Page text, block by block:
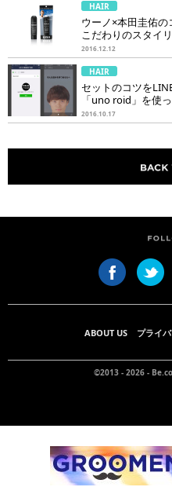
健康
スキンケア 食事
トレーニング
好印象な男
ダイエット
理容室
HAIR
ウーノ×本田圭佑の
こだわりのスタイ
2016.12.12
HAIR
セットのコツを
「uno roid」を使
2016.10.17
ABOUT US プライ
©2013 - 2026 -